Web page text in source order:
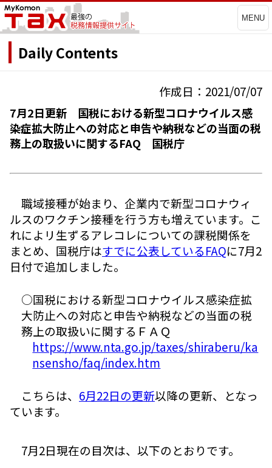
MENU
Daily Contents
作成日：2021/07/07
7月2日更新 国税における新型コロナウイルス感
染症拡大防止への対応と申告や納税などの当面の税
務上の取扱いに関するFAQ 国税庁
職域接種が始まり、企業内で新型コロナウィ
ルスのワクチン接種を行う方も増えています。こ
れによリ生ずるアレコレについての課税関係を
まとめ、国税庁はすでに公表しているFAQに7月2
日付で追加しました。
○国税における新型コロナウイルス感染症拡
大防止への対応と申告や納税などの当面の税
務上の取扱いに関するＦＡＱ
https://www.nta.go.jp/taxes/shiraberu/ka
nsensho/faq/index.htm
こちらは、 6月22日の更新以降の更新、となっ
ています。
7月2日現在の目次は、以下のとおりです。